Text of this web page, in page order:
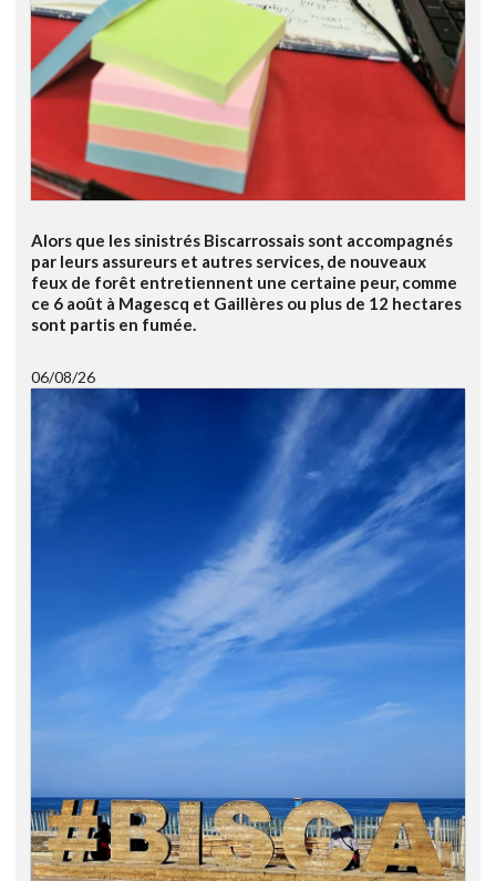
Alors que les sinistrés Biscarrossais sont accompagnés
par leurs assureurs et autres services, de nouveaux
feux de forêt entretiennent une certaine peur, comme
ce 6 août à Magescq et Gaillères ou plus de 12 hectares
sont partis en fumée.
06/08/26